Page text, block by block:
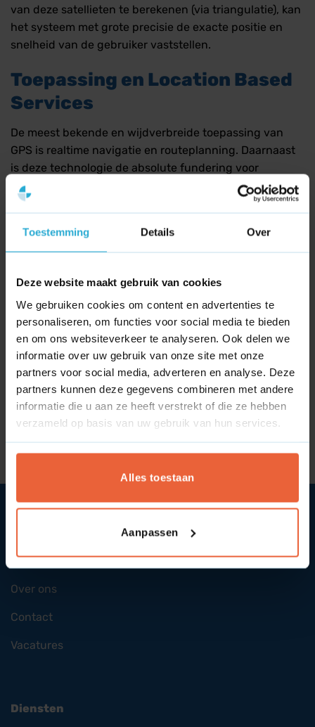
Toestemming Details Over
Deze website maakt gebruik van cookies
We gebruiken cookies om content en advertenties te
personaliseren, om functies voor social media te bieden
en om ons websiteverkeer te analyseren. Ook delen we
informatie over uw gebruik van onze site met onze
partners voor social media, adverteren en analyse. Deze
partners kunnen deze gegevens combineren met andere
informatie die u aan ze heeft verstrekt of die ze hebben
verzameld op basis van uw gebruik van hun services.
Alles toestaan
Aanpassen
van deze satellieten te berekenen (via triangulatie), kan
het systeem met grote precisie de exacte positie en
snelheid van de gebruiker vaststellen.
Toepassing en Location Based
Services
De meest bekende en wijdverbreide toepassing van
GPS is realtime navigatie en routeplanning. Daarnaast
is deze technologie de absolute fundering voor
Location Based Services
binnen de online marketing.
Bedrijven en webmasters gebruiken de realtime
zeer gerichte regionale informatie, lokale
zoekresultaten (Local SEO) of gepersonaliseerde
op de directe omgeving van de consument.
Wat is een gouden
handdruk?
SYcommerce
Over ons
Contact
Vacatures
Diensten